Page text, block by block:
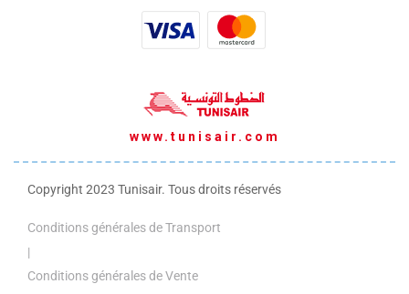
www.tunisair.com
Copyright 2023 Tunisair. Tous droits réservés
Conditions générales de Transport
|
Conditions générales de Vente